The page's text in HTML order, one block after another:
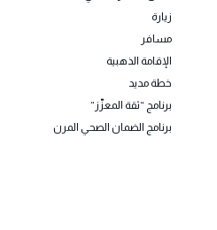
زيارة
مسافر
الإقامة الذهبية
خطة مديد
برنامج “ثقة المعزّز”
برنامج الضمان الصحي المرن